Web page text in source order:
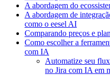
A abordagem do
A abordagem de
como o eesel AI
Comparando preços e
Como escolher a
com IA
Automatize seu
no Jira com IA em